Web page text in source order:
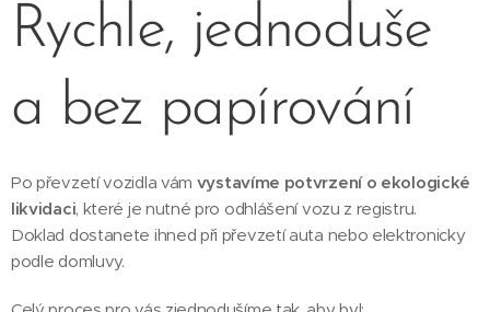
Rychle, jednoduše
a bez papírování
Po převzetí vozidla vám vystavíme potvrzení o ekologické
likvidaci, které je nutné pro odhlášení vozu z registru.
Doklad dostanete ihned při převzetí auta nebo elektronicky
podle domluvy.